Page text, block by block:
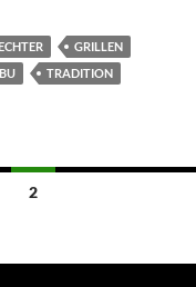
GRILLEN
TRADITION
2